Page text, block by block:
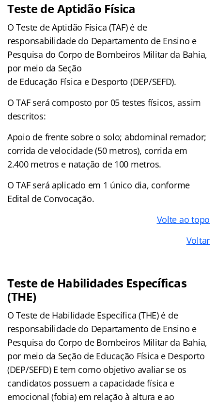
Teste de Aptidão Física
O Teste de Aptidão Física (TAF) é de
responsabilidade do Departamento de Ensino e
Pesquisa do Corpo de Bombeiros Militar da Bahia,
por meio da Seção
de Educação Física e Desporto (DEP/SEFD).
O TAF será composto por 05 testes físicos, assim
descritos:
Apoio de frente sobre o solo; abdominal remador;
corrida de velocidade (50 metros), corrida em
2.400 metros e natação de 100 metros.
O TAF será aplicado em 1 único dia, conforme
Edital de Convocação.
Volte ao topo
Voltar
Teste de Habilidades Específicas
(THE)
O Teste de Habilidade Específica (THE) é de
responsabilidade do Departamento de Ensino e
Pesquisa do Corpo de Bombeiros Militar da Bahia,
por meio da Seção de Educação Física e Desporto
(DEP/SEFD) E tem como objetivo avaliar se os
candidatos possuem a capacidade física e
emocional (fobia) em relação à altura e ao